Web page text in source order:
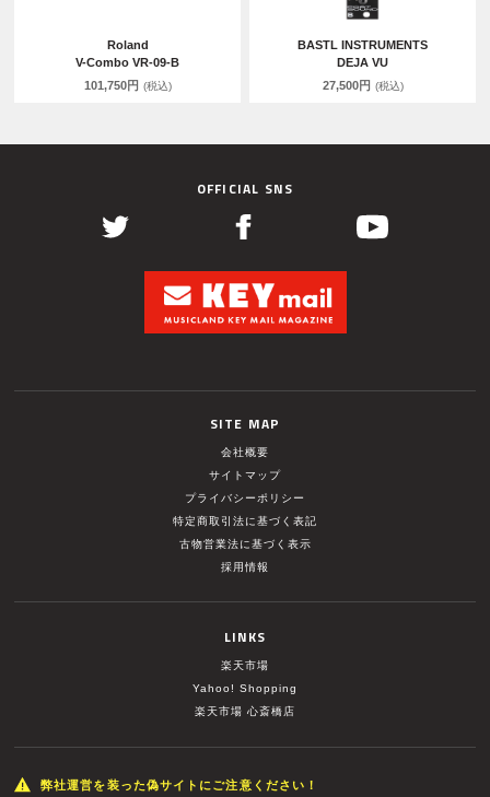
Roland
V-Combo VR-09-B
101,750円 (税込)
BASTL INSTRUMENTS
DEJA VU
27,500円 (税込)
OFFICIAL SNS
SITE MAP
会社概要
サイトマップ
プライバシーポリシー
特定商取引法に基づく表記
古物営業法に基づく表示
採用情報
LINKS
楽天市場
Yahoo! Shopping
楽天市場 心斎橋店
弊社運営を装った偽サイトにご注意ください！